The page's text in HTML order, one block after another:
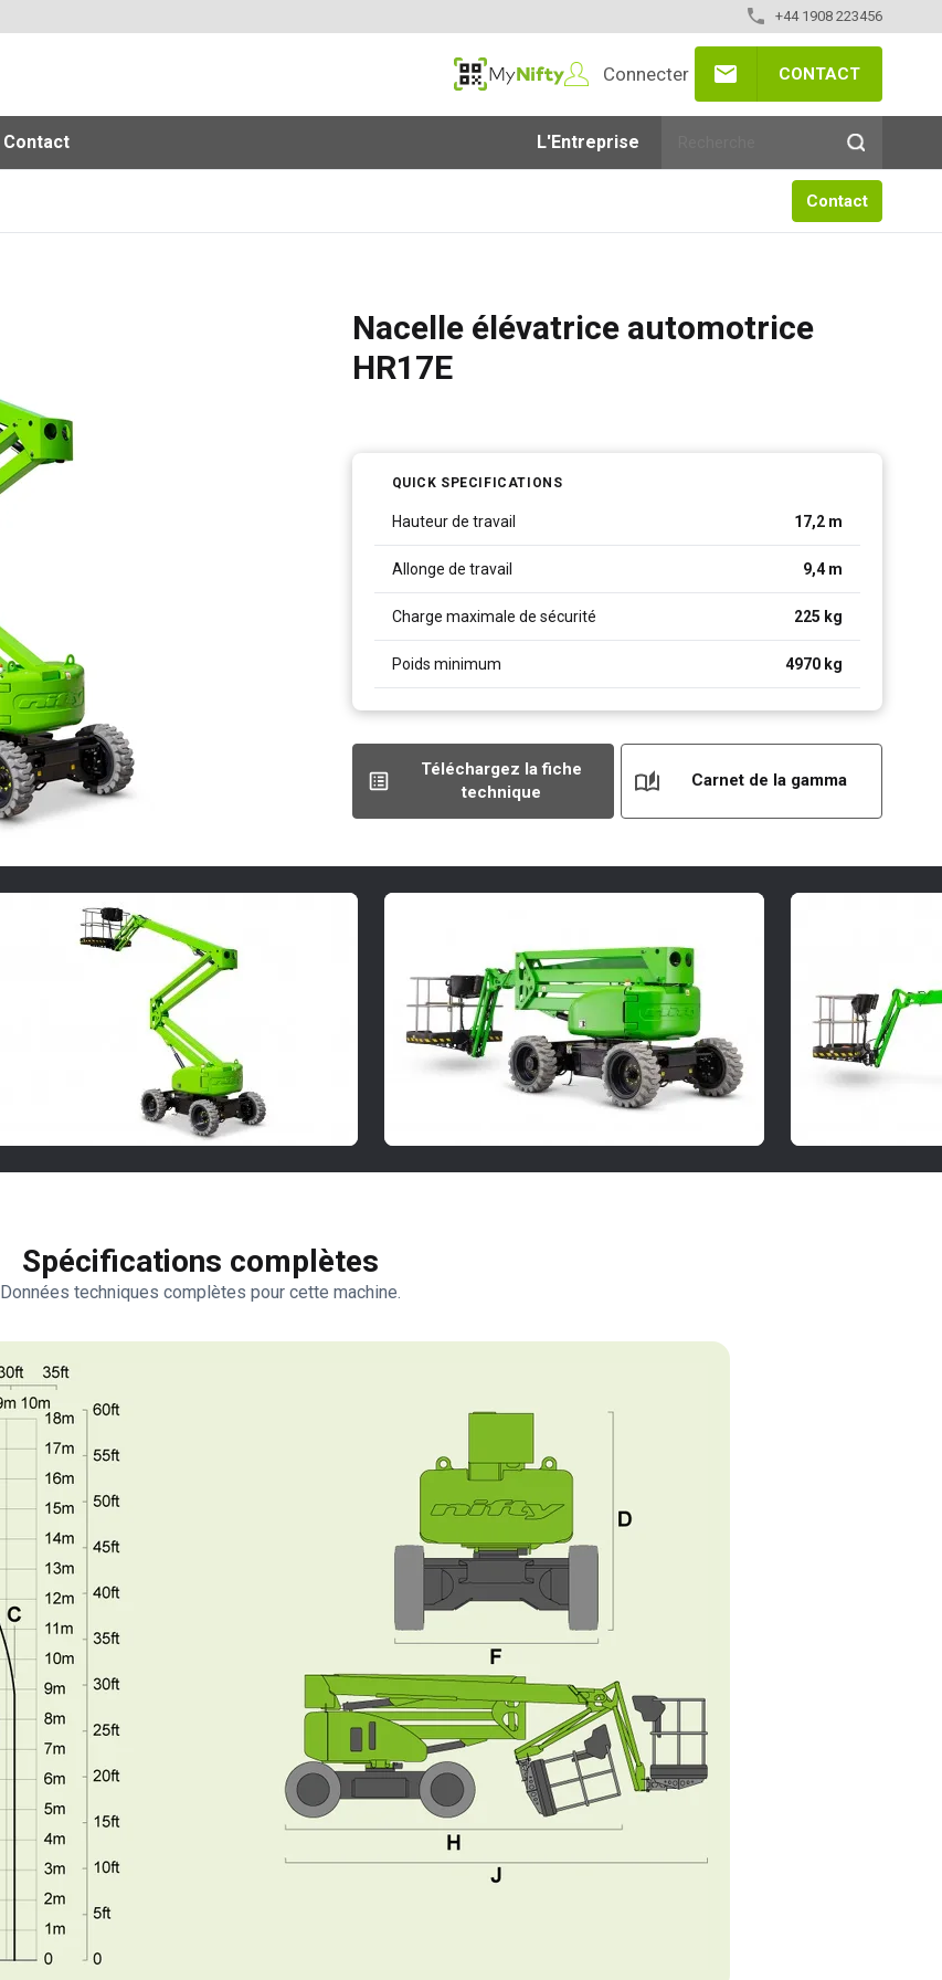
+44 1908 223456
MyNifty
Connecter CONTACT
Contact L'Entreprise
Contact
Nacelle élévatrice automotrice
HR17E
QUICK SPECIFICATIONS
Hauteur de travail 17,2 m
Allonge de travail 9,4 m
Charge maximale de sécurité 225 kg
Poids minimum 4970 kg
Téléchargez la fiche
technique
Carnet de la gamma
Spécifications complètes
Données techniques complètes pour cette machine.